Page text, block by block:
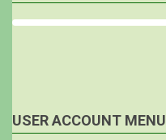
USER ACCOUNT MENU